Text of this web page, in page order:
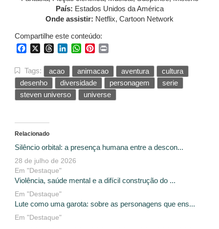
País: Estados Unidos da América
Onde assistir: Netflix, Cartoon Network
Compartilhe este conteúdo:
FacebookThreadsLinkedInWhatsApp
Pinterest
Tags: acao animacao aventura
cultura
desenho
diversidade personagem
serie
steven universo
universe
Relacionado
Silêncio orbital: a presença humana entre a descon...
28 de julho de 2026
Em "Destaque"
Violência, saúde mental e a difícil construção do ...
Em "Destaque"
Lute como uma garota: sobre as personagens que ens...
Em "Destaque"